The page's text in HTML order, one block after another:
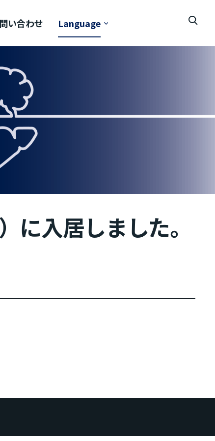
い合わせ Language
に入居しました。